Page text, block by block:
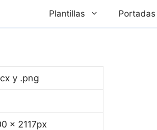
Plantillas Portadas
y .png
x 2117px